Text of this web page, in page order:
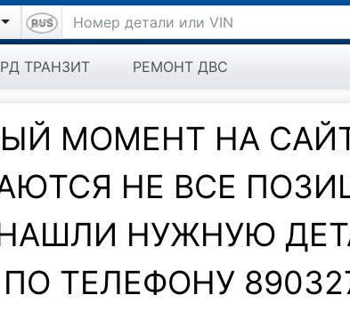
ТРАНЗИТ РЕМОНТ ДВС
МОМЕНТ НА
НЕ ВСЕ
НУЖНУЮ
ТЕЛЕФОНУ